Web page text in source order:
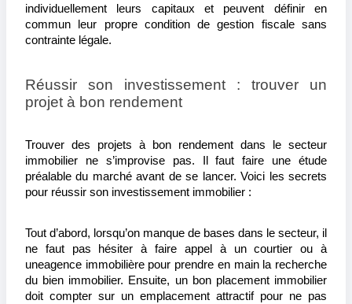
individuellement leurs capitaux et peuvent définir en
commun leur propre condition de gestion fiscale sans
contrainte légale.
Réussir son investissement : trouver un
projet à bon rendement
Trouver des projets à bon rendement dans le secteur
immobilier ne s’improvise pas. Il faut faire une étude
préalable du marché avant de se lancer. Voici les secrets
pour réussir son investissement immobilier :
Tout d’abord, lorsqu’on manque de bases dans le secteur, il
ne faut pas hésiter à faire appel à un courtier ou à
uneagence immobilière pour prendre en main la recherche
du bien immobilier. Ensuite, un bon placement immobilier
doit compter sur un emplacement attractif pour ne pas